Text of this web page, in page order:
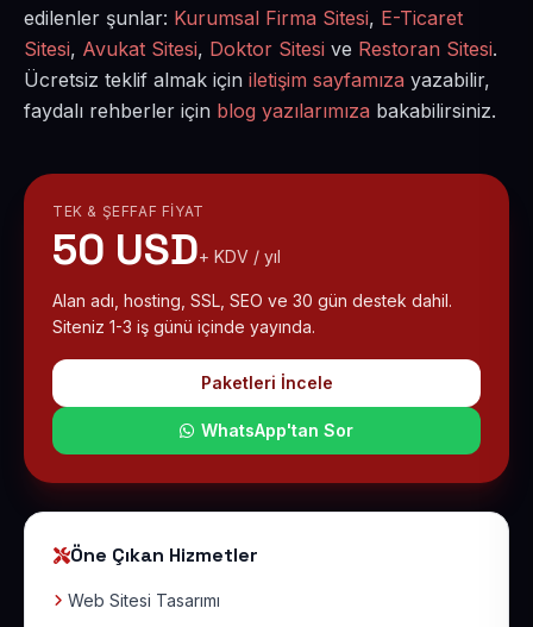
edilenler şunlar: Kurumsal Firma Sitesi, E-Ticaret
Sitesi, Avukat Sitesi, Doktor Sitesi ve Restoran Sitesi.
Ücretsiz teklif almak için iletişim sayfamıza yazabilir,
faydalı rehberler için blog yazılarımıza bakabilirsiniz.
TEK & ŞEFFAF FIYAT
50 USD+ KDV / yıl
Alan adı, hosting, SSL, SEO ve 30 gün destek dahil.
Siteniz 1-3 iş günü içinde yayında.
Paketleri İncele
WhatsApp'tan Sor
Öne Çıkan Hizmetler
Web Sitesi Tasarımı